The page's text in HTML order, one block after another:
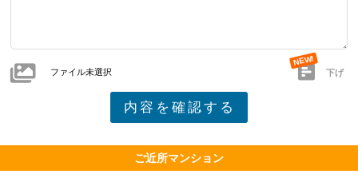
ファイル未選択 下げ
ご近所マンション